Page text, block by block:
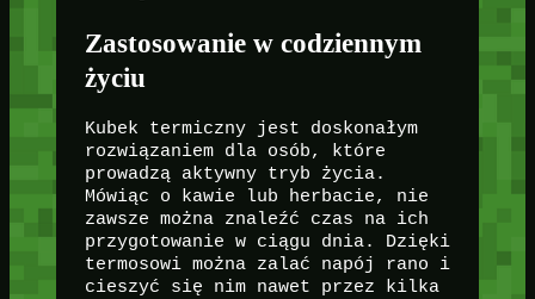
Zastosowanie w codziennym
życiu
Kubek termiczny jest doskonałym
rozwiązaniem dla osób, które
prowadzą aktywny tryb życia.
Mówiąc o kawie lub herbacie, nie
zawsze można znaleźć czas na ich
przygotowanie w ciągu dnia. Dzięki
termosowi można zalać napój rano i
cieszyć się nim nawet przez kilka